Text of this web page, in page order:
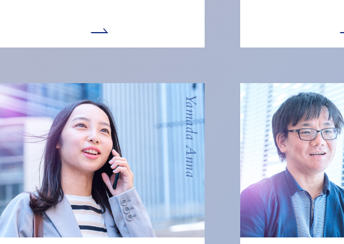
Yamada Anna